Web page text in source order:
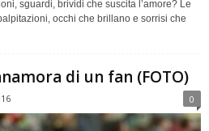
sguardi, brividi che suscita l’amore? Le
occhi che brillano e sorrisi che
di un fan (FOTO)
0